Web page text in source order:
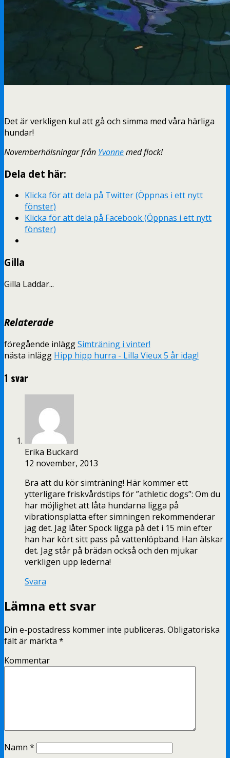
Det är verkligen kul att gå och simma med våra härliga
hundar!
Novemberhälsningar från Yvonnemed flock!
Dela det här:
Klicka för att dela på Twitter (Öppnas i ett nytt
fönster)
Klicka för att dela på Facebook (Öppnas i ett nytt
fönster)
Gilla
Gilla Laddar...
Relaterade
föregående inläggSimträning i vinter!
nästa inlägg Hipp hipp hurra - Lilla Vieux 5 år idag!
1 svar
Erika Buckard
12 november, 2013
Bra att du kör simträning! Här kommer ett
ytterligare friskvårdstips för ”athletic dogs”: Om du
har möjlighet att låta hundarna ligga på
vibrationsplatta efter simningen rekommenderar
jag det. Jag låter Spock ligga på det i 15 min efter
han har kört sitt pass på vattenlöpband. Han älskar
det. Jag står på brädan också och den mjukar
verkligen upp lederna!
Svara
Lämna ett svar
Din e-postadress kommer inte publiceras. Obligatoriska
fält är märkta *
Kommentar
Namn *